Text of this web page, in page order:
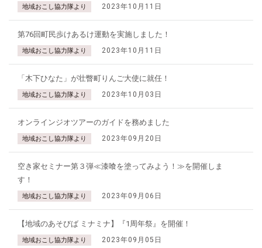
地域おこし協力隊より 2023年10月11日
第76回町民歩けあるけ運動を実施しました！
地域おこし協力隊より 2023年10月11日
「木下ひなた」が壮瞥町りんご大使に就任！
地域おこし協力隊より 2023年10月03日
オンラインジオツアーのガイドを務めました
地域おこし協力隊より 2023年09月20日
空き家セミナー第３弾≪漆喰を塗ってみよう！≫を開催しま
す！
地域おこし協力隊より 2023年09月06日
【地域のあそびば ミナミナ】『1周年祭』を開催！
地域おこし協力隊より 2023年09月05日